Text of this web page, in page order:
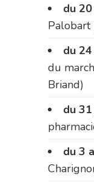
du
Palobart
du
du
Briand)
du
du 3